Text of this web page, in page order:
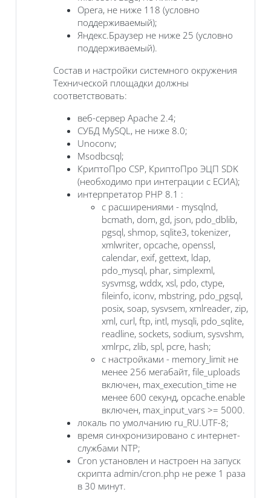
Opera, не ниже 118 (условно
поддерживаемый);
Яндекс.Браузер не ниже 25 (условно
поддерживаемый).
Состав и настройки системного окружения
Технической площадки должны
соответствовать:
веб-сервер Apache 2.4;
СУБД MySQL, не ниже 8.0;
Unoconv;
Msodbcsql;
КриптоПро CSP, КриптоПро ЭЦП SDK
(необходимо при интеграции с ЕСИА);
интерпретатор PHP 8.1 :
с расширениями - mysqlnd,
bcmath, dom, gd, json, pdo_dblib,
pgsql, shmop, sqlite3, tokenizer,
xmlwriter, opcache, openssl,
calendar, exif, gettext, ldap,
pdo_mysql, phar, simplexml,
sysvmsg, wddx, xsl, pdo, ctype,
fileinfo, iconv, mbstring, pdo_pgsql,
posix, soap, sysvsem, xmlreader, zip,
xml, curl, ftp, intl, mysqli, pdo_sqlite,
readline, sockets, sodium, sysvshm,
xmlrpc, zlib, spl, pcre, hash;
с настройками - memory_limit не
менее 256 мегабайт, file_uploads
включен, max_execution_time не
менее 600 секунд, opcache.enable
включен, max_input_vars >= 5000.
локаль по умолчанию ru_RU.UTF-8;
время синхронизировано с интернет-
службами NTP;
Cron установлен и настроен на запуск
скрипта admin/cron.php не реже 1 раза
в 30 минут.